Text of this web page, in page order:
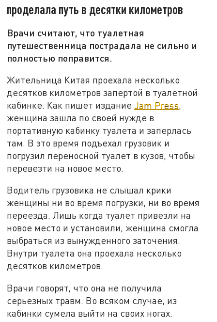
проделала путь в десятки километров
Врачи считают, что туалетная
путешественница пострадала не сильно и
полностью поправится.
Жительница Китая проехала несколько
десятков километров запертой в туалетной
кабинке. Как пишет изданиеJam Press,
женщина зашла по своей нужде в
портативную кабинку туалета и заперлась
там. В это время подъехал грузовик и
погрузил переносной туалет в кузов, чтобы
перевезти на новое место.
Водитель грузовика не слышал крики
женщины ни во время погрузки, ни во время
переезда. Лишь когда туалет привезли на
новое место и установили, женщина смогла
выбраться из вынужденного заточения.
Внутри туалета она проехала несколько
десятков километров.
Врачи говорят, что она не получила
серьезных травм. Во всяком случае, из
кабинки сумела выйти на своих ногах.